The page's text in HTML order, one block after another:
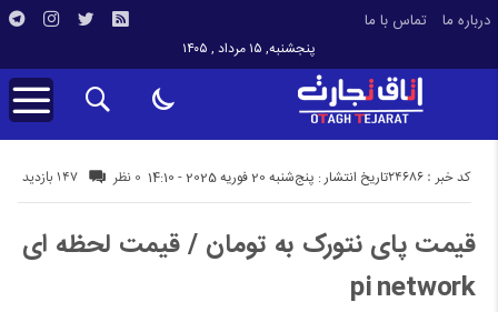
درباره ما تماس با ما
پنجشنبه, ۱۵ مرداد , ۱۴۰۵
تاریخ انتشار : پنج‌شنبه 20 فوریه 2025 - 14:10 147 بازدید کد خبر : 24686 0 نظر
قیمت پای نتورک به تومان / قیمت لحظه ای
pi network